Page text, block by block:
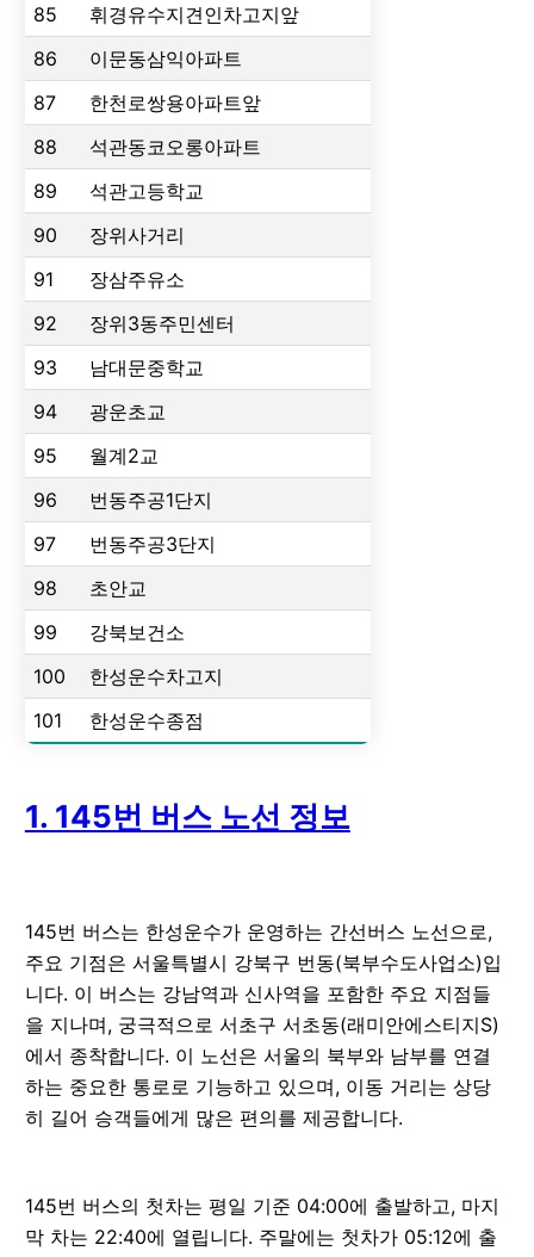
85
휘경유수지견인차고지앞
86
이문동삼익아파트
87
한천로쌍용아파트앞
88
석관동코오롱아파트
89
석관고등학교
90
장위사거리
91
장삼주유소
92
장위3동주민센터
93
남대문중학교
94
광운초교
95
월계2교
96
번동주공1단지
97
번동주공3단지
98
초안교
99
강북보건소
100
한성운수차고지
101
한성운수종점
1. 145번 버스 노선 정보
145번 버스는 한성운수가 운영하는 간선버스 노선으로,
주요 기점은 서울특별시 강북구 번동(북부수도사업소)입
니다. 이 버스는 강남역과 신사역을 포함한 주요 지점들
을 지나며, 궁극적으로 서초구 서초동(래미안에스티지S)
에서 종착합니다. 이 노선은 서울의 북부와 남부를 연결
하는 중요한 통로로 기능하고 있으며, 이동 거리는 상당
히 길어 승객들에게 많은 편의를 제공합니다.
145번 버스의 첫차는 평일 기준 04:00에 출발하고, 마지
막 차는 22:40에 열립니다. 주말에는 첫차가 05:12에 출